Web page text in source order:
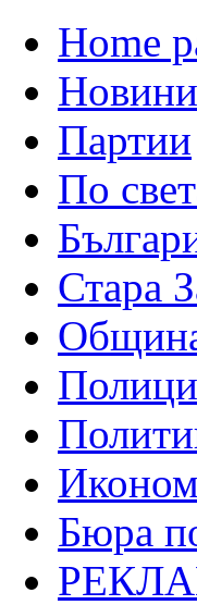
Home
Новини
Партии
По
Стара
Бюра